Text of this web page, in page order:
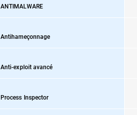
ANTIMALWARE
Antihameçonnage
Anti-exploit avancé
Process Inspector